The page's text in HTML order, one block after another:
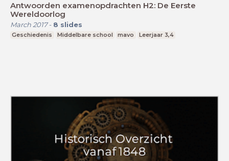
Antwoorden examenopdrachten H2: De Eerste
Wereldoorlog
March 2017- 8 slides
Geschiedenis Middelbare school mavo Leerjaar 3,4